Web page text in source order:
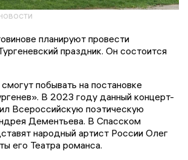
планируют провести
праздник. Он состоится
побывать на постановке
В 2023 году данный концерт-
Всероссийскую поэтическую
Дементьева. В Спасском
народный артист России Олег
его Театра романса.